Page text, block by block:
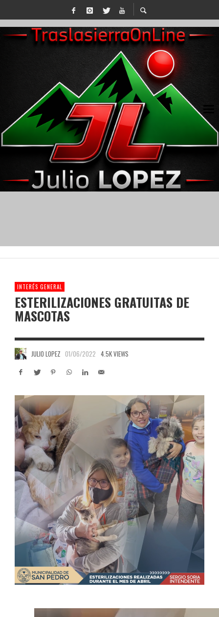
INTERÉS GENERAL
ESTERILIZACIONES GRATUITAS DE
MASCOTAS
JULIO LOPEZ 01/06/2022 4.5K VIEWS